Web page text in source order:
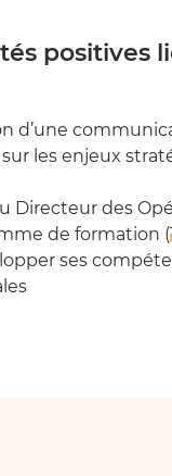
positives
d’une
les enjeux
Directeur des
de formation (
ses